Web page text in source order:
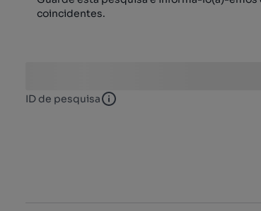
coincidentes.
ID de pesquisa ID de pesquisa